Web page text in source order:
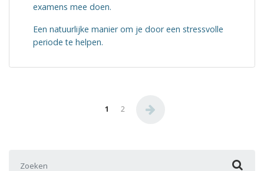
examens mee doen.
Een natuurlijke manier om je door een stressvolle
periode te helpen.
Berichten paginering
1 2